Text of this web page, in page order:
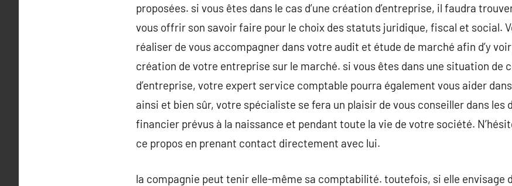
proposées. si vous êtes dans le cas d’une création d’entreprise, il faudra
vous offrir son savoir faire pour le choix des statuts juridique, fiscal et social.
réaliser de vous accompagner dans votre audit et étude de marché afin d’y
création de votre entreprise sur le marché. si vous êtes dans une situation de
d’entreprise, votre expert service comptable pourra également vous aider
ainsi et bien sûr, votre spécialiste se fera un plaisir de vous conseiller dans
financier prévus à la naissance et pendant toute la vie de votre société.
ce propos en prenant contact directement avec lui.
la compagnie peut tenir elle-même sa comptabilité. toutefois, si elle envisage